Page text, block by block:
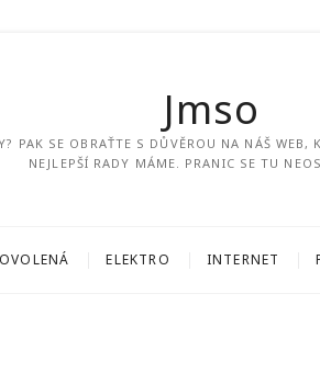
Jmso
PAK SE OBRAŤTE S DŮVĚROU NA NÁŠ
NEJLEPŠÍ RADY MÁME. PRANIC SE TU
ELEKTRO INTERNET